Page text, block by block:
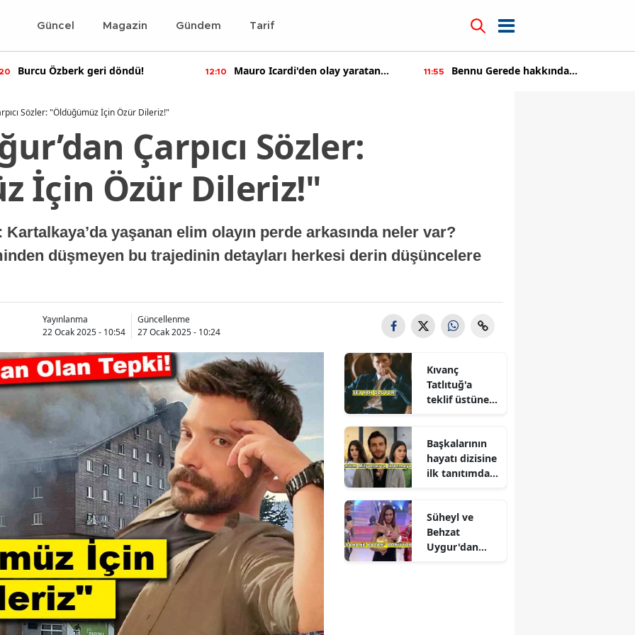
Güncel Magazin Gündem Tarif
Burcu Özberk geri döndü! 12:10
Mauro Icardi'den olay yaratan
11:55
Bennu Gerede hakkında
Sözler: "Öldüğümüz İçin Özür Dileriz!"
Çarpıcı Sözler:
İçin Özür Dileriz!"
yaşanan elim olayın perde arkasında neler var?
düşmeyen bu trajedinin detayları herkesi derin düşüncelere
Yayınlanma
22 Ocak 2025 - 10:54
Güncellenme
27 Ocak 2025 - 10:24
Kıvanç
Tatlıtuğ'a
teklif üstüne
Başkalarının
hayatı dizisine
ilk tanıtımdan
Süheyl ve
Behzat
Uygur'dan